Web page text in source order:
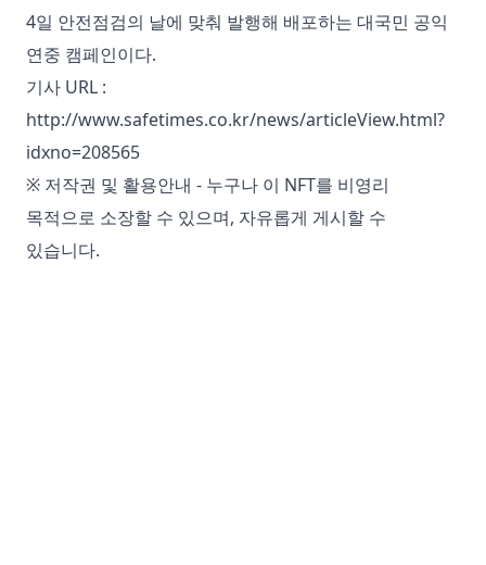
4일 안전점검의 날에 맞춰 발행해 배포하는 대국민 공익
연중 캠페인이다.
기사 URL :
http://www.safetimes.co.kr/news/articleView.html?
idxno=208565
※ 저작권 및 활용안내 - 누구나 이 NFT를 비영리
목적으로 소장할 수 있으며, 자유롭게 게시할 수
있습니다.